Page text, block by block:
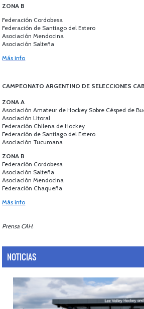
ZONA B
Federación Cordobesa
Federación de Santiago del Estero
Asociación Mendocina
Asociación Salteña
Más info
CAMPEONATO ARGENTINO DE SELECCIONES
ZONA A
Asociación Amateur de Hockey Sobre Césped de
Asociación Litoral
Federación Chilena de Hockey
Federación de Santiago del Estero
Asociación Tucumana
ZONA B
Federación Cordobesa
Asociación Salteña
Asociación Mendocina
Federación Chaqueña
Más info
Prensa CAH.
NOTICIAS